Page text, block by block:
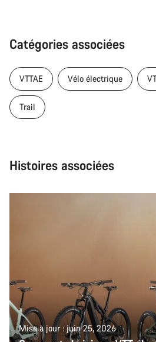
Catégories associées
VTTAE Vélo électrique
Trail
Histoires associées
Mise à jour : juin 25, 2026